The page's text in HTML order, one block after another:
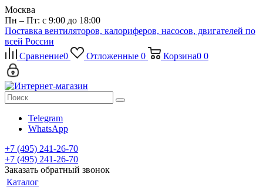
Москва
Пн – Пт: с 9:00 до 18:00
Поставка вентиляторов, калориферов, насосов, двигателей по
всей России
Сравнение0 Отложенные 0 Корзина0 0
Telegram
WhatsApp
+7 (495) 241-26-70
+7 (495) 241-26-70
Заказать обратный звонок
Каталог